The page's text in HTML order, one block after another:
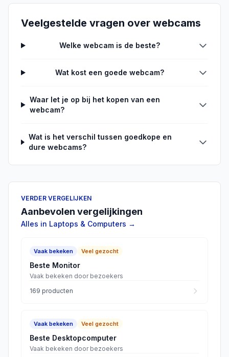
Veelgestelde vragen over webcams
Welke webcam is de beste?
Wat kost een goede webcam?
Waar let je op bij het kopen van een
webcam?
Wat is het verschil tussen goedkope en
dure webcams?
VERDER VERGELIJKEN
Aanbevolen vergelijkingen
Alles in Laptops & Computers →
Vaak bekeken Veel gezocht
Beste Monitor
Vaak bekeken door bezoekers
169 producten
Vaak bekeken Veel gezocht
Beste Desktopcomputer
Vaak bekeken door bezoekers